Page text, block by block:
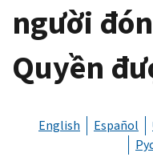
người
Quyền
English Español